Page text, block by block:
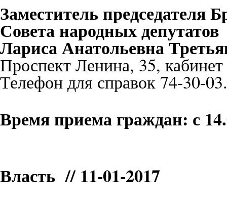
Заместитель председателя
Совета народных депутатов
Лариса Анатольевна
Проспект Ленина, 35,
Телефон для справок 74-30-03.
Время приема граждан: с
Власть // 11-01-2017